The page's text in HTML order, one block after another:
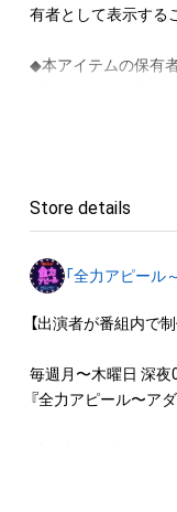
有者として表示する
◆本アイテムの保有
◆本アイテムに関す
ロゴ等を含みますが
権(著作権、特許権、
産権(それらの権利を
作権を有する方、著
けている者によって
・本アイテムの著作
の管理委託を受けて
Store details
「全力アピール
【出演者が番組内で
毎週月〜木曜日 深
『全力アピール〜アダ
パフォーマンスや特